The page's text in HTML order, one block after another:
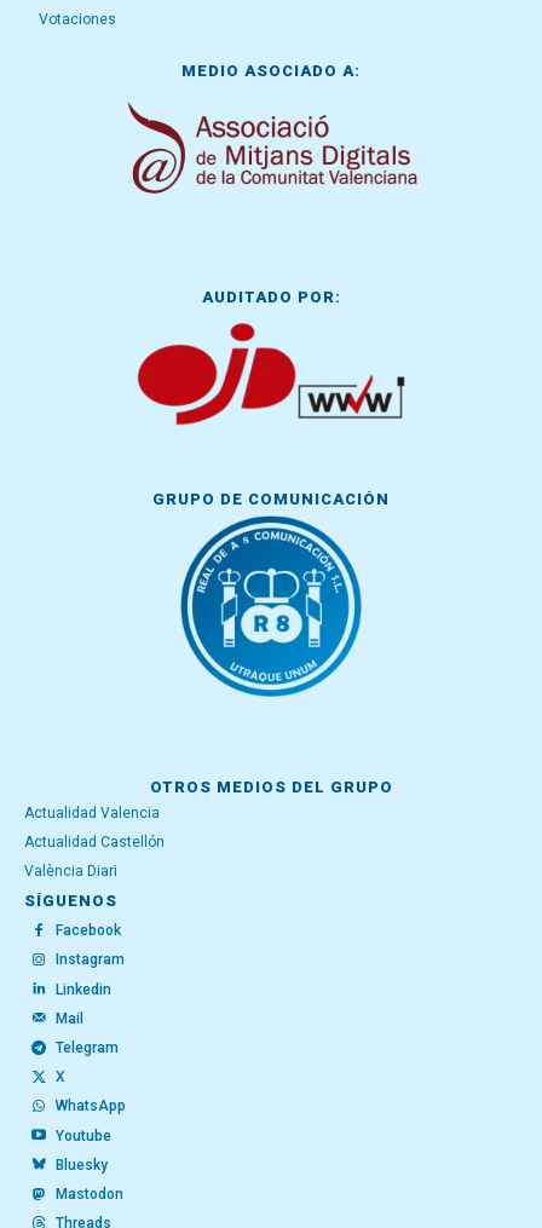
Votaciones
MEDIO ASOCIADO A:
AUDITADO POR:
GRUPO DE COMUNICACIÓN
OTROS MEDIOS DEL GRUPO
Actualidad Valencia
Actualidad Castellón
València Diari
SÍGUENOS
Facebook
Instagram
Linkedin
Mail
Telegram
X
WhatsApp
Youtube
Bluesky
Mastodon
Threads